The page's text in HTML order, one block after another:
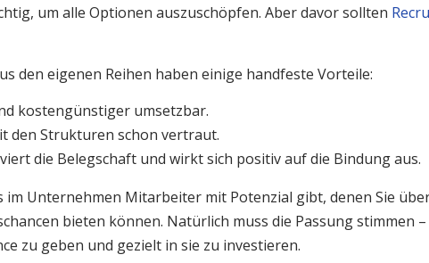
um alle Optionen auszuschöpfen. Aber davor sollten
den eigenen Reihen haben einige handfeste Vorteile:
kostengünstiger umsetzbar.
den Strukturen schon vertraut.
die Belegschaft und wirkt sich positiv auf die Bindung aus.
im Unternehmen Mitarbeiter mit Potenzial gibt, denen Sie
bieten können. Natürlich muss die Passung stimmen
zu geben und gezielt in sie zu investieren.